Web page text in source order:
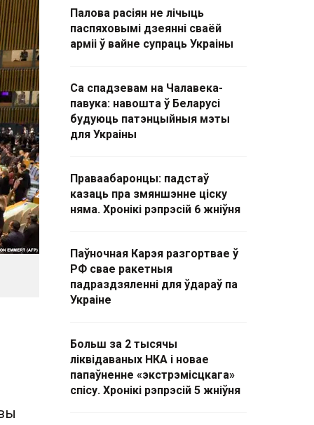
Палова расіян не лічыць
паспяховымі дзеянні сваёй
арміі ў вайне супраць Украіны
Са спадзевам на Чалавека-
павука: навошта ў Беларусі
будуюць патэнцыйныя мэты
для Украіны
Праваабаронцы: падстаў
казаць пра змяншэнне ціску
няма. Хронікі рэпрэсій 6 жніўня
Паўночная Карэя разгортвае ў
РФ свае ракетныя
падраздзяленні для ўдараў па
Украіне
Больш за 2 тысячы
ліквідаваных НКА і новае
папаўненне «экстрэмісцкага»
спісу. Хронікі рэпрэсій 5 жніўня